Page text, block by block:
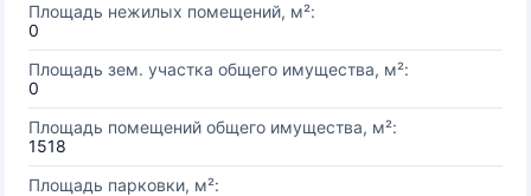
Площадь нежилых помещений, м²:
0
Площадь зем. участка общего имущества, м²:
0
Площадь помещений общего имущества, м²:
1518
Площадь парковки, м²: